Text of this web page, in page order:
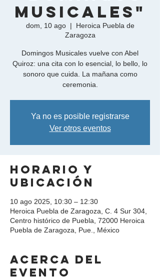
Musicales"
dom, 10 ago
  |
Heroica Puebla de
Zaragoza
Domingos Musicales vuelve con Abel
Quiroz: una cita con lo esencial, lo bello, lo
sonoro que cuida. La mañana como
ceremonia.
Ya no es posible registrarse
Ver otros eventos
Horario y
ubicación
10 ago 2025, 10:30 – 12:30
Heroica Puebla de Zaragoza, C. 4 Sur 304,
Centro histórico de Puebla, 72000 Heroica
Puebla de Zaragoza, Pue., México
Acerca del
evento